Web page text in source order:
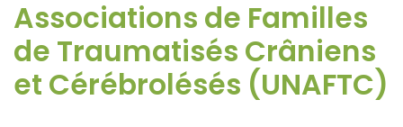
Associations de Familles
de Traumatisés Crâniens
et Cérébrolésés (UNAFTC)